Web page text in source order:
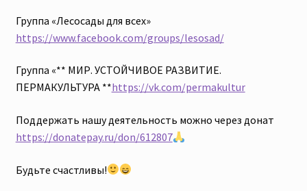
Группа «Лесосады для всех»
https://www.facebook.com/groups/lesosad/
Группа «** МИР. УСТОЙЧИВОЕ РАЗВИТИЕ.
ПЕРМАКУЛЬТУРА **https://vk.com/permakultur
Поддержать нашу деятельность можно через донат
https://donatepay.ru/don/612807
Будьте счастливы!